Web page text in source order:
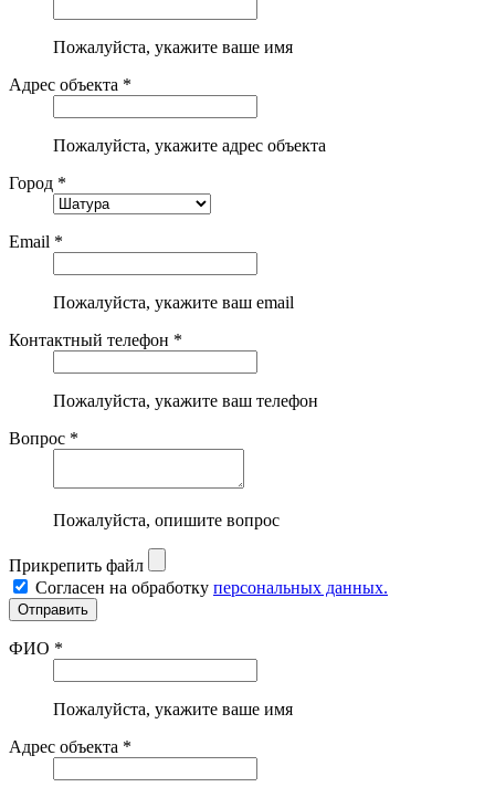
Пожалуйста, укажите ваше имя
Адрес объекта *
Пожалуйста, укажите адрес объекта
Город *
Email *
Пожалуйста, укажите ваш email
Контактный телефон *
Пожалуйста, укажите ваш телефон
Вопрос *
Пожалуйста, опишите вопрос
Прикрепить файл
Согласен на обработку персональных данных.
ФИО *
Пожалуйста, укажите ваше имя
Адрес объекта *